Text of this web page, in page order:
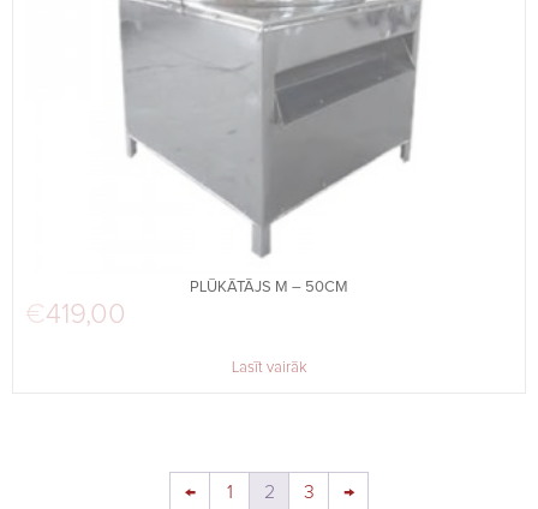
PLŪKĀTĀJS M – 50CM
€419,00
Lasīt vairāk
← 1 2 3 →